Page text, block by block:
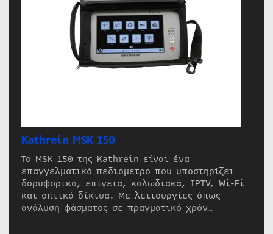
Kathrein MSK 150
Το MSK 150 της Kathrein είναι ένα
επαγγελματικό πεδιόμετρο που υποστηρίζει
δορυφορικά, επίγεια, καλωδιακά, IPTV, Wi-Fi
και οπτικά δίκτυα. Με λειτουργίες όπως
ανάλυση φάσματος σε πραγματικό χρόν…